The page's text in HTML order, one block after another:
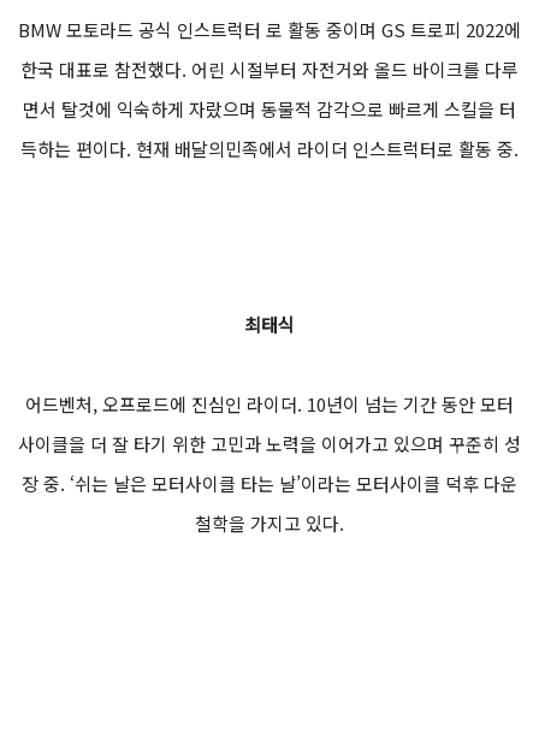
BMW 모토라드 공식 인스트럭터 로 활동 중이며 GS 트로피 2022에
한국 대표로 참전했다. 어린 시절부터 자전거와 올드 바이크를 다루
면서 탈것에 익숙하게 자랐으며 동물적 감각으로 빠르게 스킬을 터
득하는 편이다. 현재 배달의민족에서 라이더 인스트럭터로 활동 중.
최태식
어드벤처, 오프로드에 진심인 라이더. 10년이 넘는 기간 동안 모터
사이클을 더 잘 타기 위한 고민과 노력을 이어가고 있으며 꾸준히 성
장 중. ‘쉬는 날은 모터사이클 타는 날’이라는 모터사이클 덕후 다운
철학을 가지고 있다.